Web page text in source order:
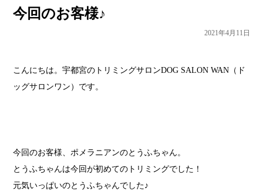
今回のお客様♪
2021年4月11日
こんにちは。宇都宮のトリミングサロンDOG SALON WAN（ド
ッグサロンワン）です。
今回のお客様、ポメラニアンのとうふちゃん。
とうふちゃんは今回が初めてのトリミングでした！
元気いっぱいのとうふちゃんでした♪